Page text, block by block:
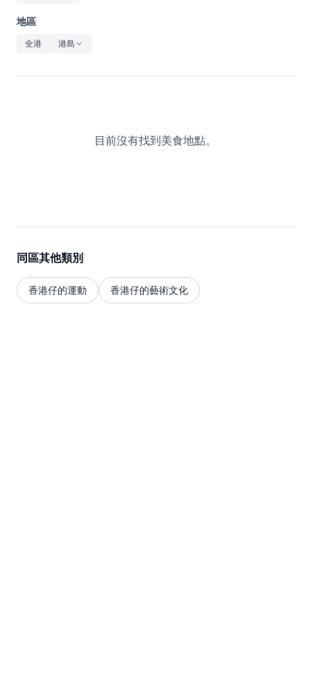
音樂
地區
全港 港島
目前沒有找到美食地點。
同區其他類別
香港仔的運動 香港仔的藝術文化